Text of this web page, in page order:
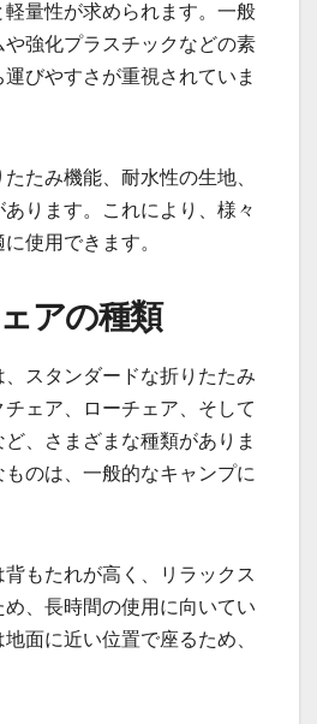
量性が求められます。一般
強化プラスチックなどの素
びやすさが重視されていま
たみ機能、耐水性の生地、
ります。これにより、様々
使用できます。
アの種類
スタンダードな折りたたみ
ェア、ローチェア、そして
、さまざまな種類がありま
のは、一般的なキャンプに
もたれが高く、リラックス
め、長時間の使用に向いてい
面に近い位置で座るため、